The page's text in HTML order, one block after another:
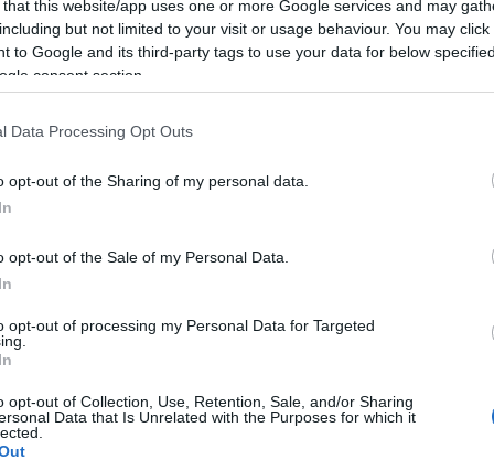
that this website/app uses one or more Google services and may
but not limited to your visit or usage behaviour. You may
to Google and its third-party tags to use your data for below
consent section.
Data Processing Opt Outs
opt-out of the Sharing of my personal data.
opt-out of the Sale of my Personal Data.
opt-out of processing my Personal Data for Targeted
opt-out of Collection, Use, Retention, Sale, and/or Sharing
Data that Is Unrelated with the Purposes for which it
a vivere due giornate di festa, tradizione e
di San Paolo e Sant’Antonio
comunità che ogni anno richiama
ore 18:30
religiosa. La serata proseguirà poi con
e occasioni di incontro in un clima di
saranno allietate daspettacoli musicali
accogliente e festosa che coinvolgerà